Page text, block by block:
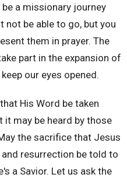
a missionary journey
not be able to go, but you
them in prayer. The
part in the expansion of
our eyes opened.
His Word be taken
may be heard by those
the sacrifice that Jesus
resurrection be told to
a Savior. Let us ask the